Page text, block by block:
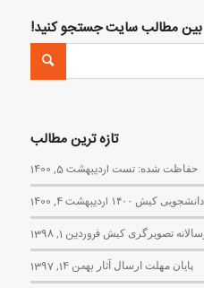
بین مطالب سایت جستجو کنید!
تازه ترین مطالب
حفاظت شده: تست اردیبهشت 5, 1400
کیش ۱۴۰۰ اردیبهشت 4, 1400
تصویرگری کیش فروردین 1, 1398
پایان مهلت ارسال آثار بهمن 14, 1397